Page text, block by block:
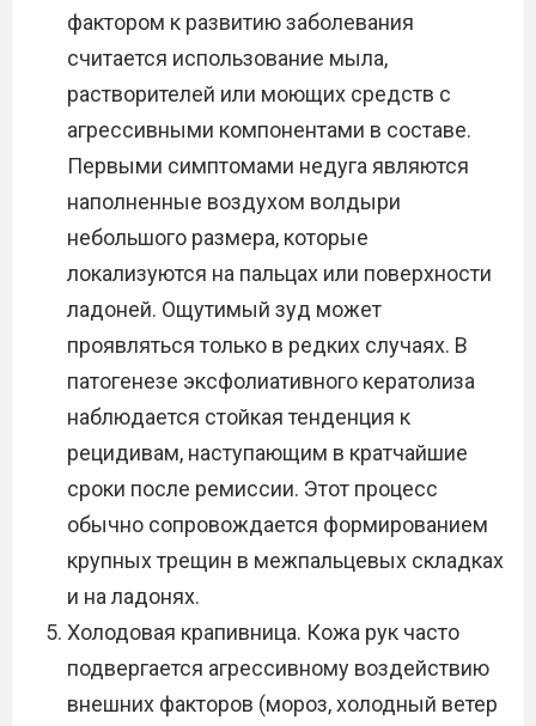
фактором к развитию заболевания
считается использование мыла,
растворителей или моющих средств с
агрессивными компонентами в составе.
Первыми симптомами недуга являются
наполненные воздухом волдыри
небольшого размера, которые
локализуются на пальцах или поверхности
ладоней. Ощутимый зуд может
проявляться только в редких случаях. В
патогенезе эксфолиативного кератолиза
наблюдается стойкая тенденция к
рецидивам, наступающим в кратчайшие
сроки после ремиссии. Этот процесс
обычно сопровождается формированием
крупных трещин в межпальцевых складках
и на ладонях.
Холодовая крапивница. Кожа рук часто
подвергается агрессивному воздействию
внешних факторов (мороз, холодный ветер